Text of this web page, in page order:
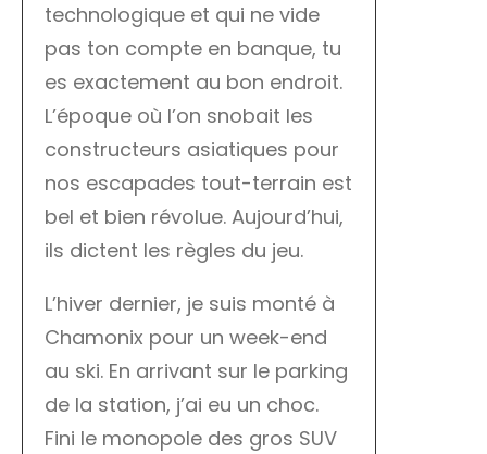
technologique et qui ne vide
pas ton compte en banque, tu
es exactement au bon endroit.
L’époque où l’on snobait les
constructeurs asiatiques pour
nos escapades tout-terrain est
bel et bien révolue. Aujourd’hui,
ils dictent les règles du jeu.
L’hiver dernier, je suis monté à
Chamonix pour un week-end
au ski. En arrivant sur le parking
de la station, j’ai eu un choc.
Fini le monopole des gros SUV